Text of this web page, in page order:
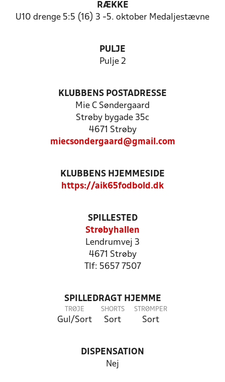
RÆKKE
U10 drenge 5:5 (16) 3 -5. oktober Medaljestævne
PULJE
Pulje 2
KLUBBENS POSTADRESSE
Mie C Søndergaard
Strøby bygade 35c
4671 Strøby
miecsondergaard@gmail.com
KLUBBENS HJEMMESIDE
https://aik65fodbold.dk
SPILLESTED
Strøbyhallen
Lendrumvej 3
4671 Strøby
Tlf: 5657 7507
SPILLEDRAGT HJEMME
TRØJE
Gul/Sort
SHORTS
Sort
STRØMPER
Sort
DISPENSATION
Nej